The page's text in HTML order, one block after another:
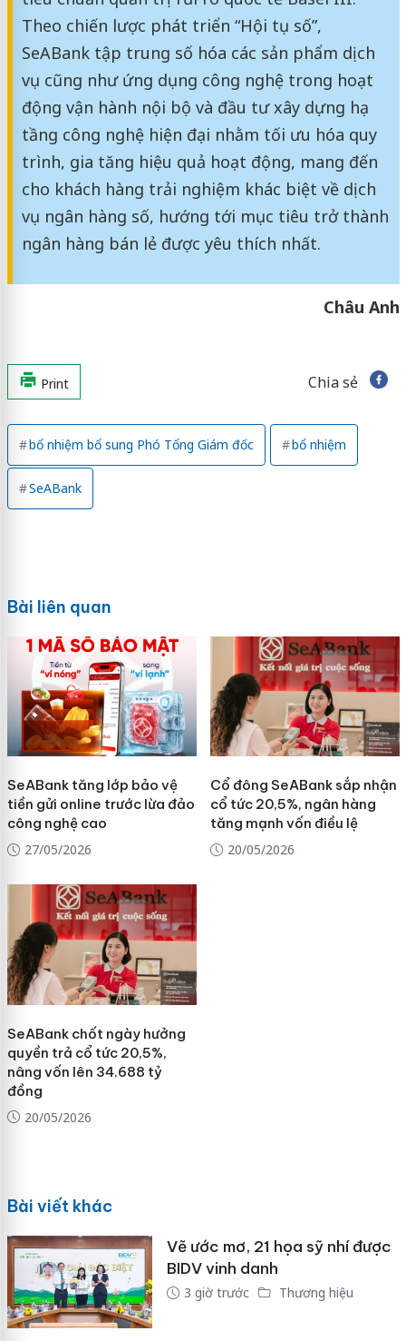
Theo chiến lược phát triển “Hội tụ số”,
SeABank tập trung số hóa các sản phẩm dịch
vụ cũng như ứng dụng công nghệ trong hoạt
động vận hành nội bộ và đầu tư xây dựng hạ
tầng công nghệ hiện đại nhằm tối ưu hóa quy
trình, gia tăng hiệu quả hoạt động, mang đến
cho khách hàng trải nghiệm khác biệt về dịch
vụ ngân hàng số, hướng tới mục tiêu trở thành
ngân hàng bán lẻ được yêu thích nhất.
Châu Anh
Print Chia sẻ
bổ nhiệm bổ sung Phó Tổng Giám đốc bổ nhiệm
SeABank
Bài liên quan
SeABank tăng lớp bảo vệ
tiền gửi online trước lừa đảo
công nghệ cao
27/05/2026
Cổ đông SeABank sắp nhận
cổ tức 20,5%, ngân hàng
tăng mạnh vốn điều lệ
20/05/2026
SeABank chốt ngày hưởng
quyền trả cổ tức 20,5%,
nâng vốn lên 34.688 tỷ
đồng
20/05/2026
Bài viết khác
Vẽ ước mơ, 21 họa sỹ nhí được
BIDV vinh danh
3 giờ trước Thương hiệu